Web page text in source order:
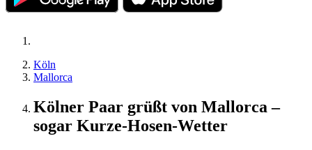
Köln
Mallorca
Kölner Paar grüßt von Mallorca –
sogar Kurze-Hosen-Wetter